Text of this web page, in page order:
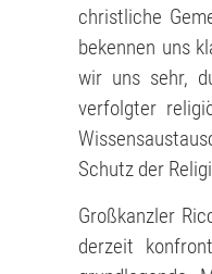
christliche
bekennen uns
wir uns sehr,
verfolgter
Schutz der
Großkanzler
derzeit